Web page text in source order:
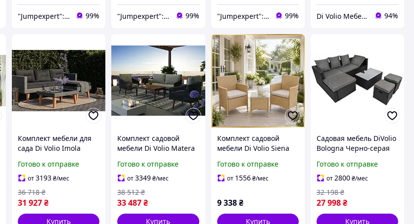
"Jumpexpert": Интернет-магазин товаров для активного отдыха и спорта! 99% "Jumpexpert": Интернет-магазин товаров для активного отдыха и спорта! 99% "Jumpexpert": Интернет-магазин товаров для активного отдыха и спорта! 99% Di Volio Мебель для Дома и Сада 94%
Комплект мебели для
сада Di Volio Imola
Готово к отправке
от3193₴/мес
31 927₴
36 718 ₴
Купить
Комплект садовой
мебели Di Volio Matera
Готово к отправке
от3349₴/мес
33 487₴
38 512 ₴
Купить
Комплект садовой
мебели Di Volio Siena
из ротанга для
террасы
Готово к отправке
от 1556 ₴/мес
9 338 ₴
Купить
Садовая мебель DiVolio
Bologna Черно-серая
Готово к отправке
от2800₴/мес
27 998₴
32 198 ₴
Купить